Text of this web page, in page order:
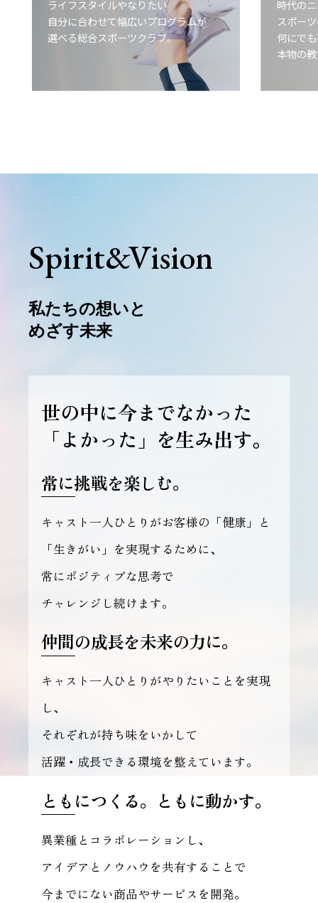
ライフスタイルやなりたい
自分に合わせて幅広いプログラムが
選べる総合スポーツクラブ。
View more
時代の
スポー
何にで
本物の
View
Spirit&Vision
私たちの想いと
めざす未来
世の中に今までなかった
「よかった」を生み出す。
常に挑戦を楽しむ。
キャスト一人ひとりがお客様の「健康」と
「生きがい」を実現するために、
常にポジティブな思考で
チャレンジし続けます。
仲間の成長を未来の力に。
キャスト一人ひとりがやりたいことを実現
し、
それぞれが持ち味をいかして
活躍・成長できる環境を整えています。
ともにつくる。ともに動かす。
異業種とコラボレーションし、
アイデアとノウハウを共有することで
今までにない商品やサービスを開発。